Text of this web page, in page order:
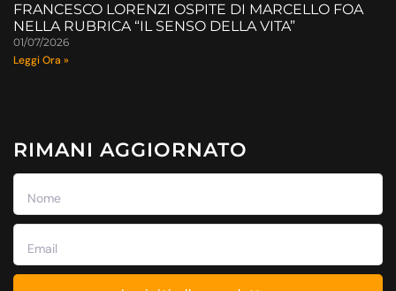
FRANCESCO LORENZI OSPITE DI MARCELLO FOA
NELLA RUBRICA “IL SENSO DELLA VITA”
01/07/2026
Leggi Ora »
RIMANI AGGIORNATO